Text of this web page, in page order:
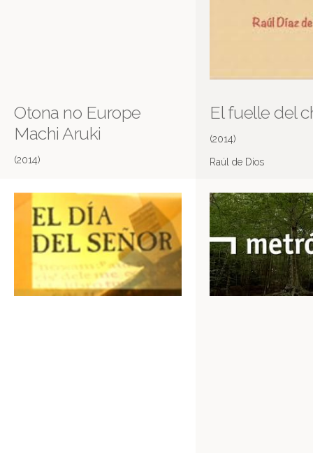
Otona no Europe
Machi Aruki
(2014)
El fuelle del
(2014)
Raúl de Dios